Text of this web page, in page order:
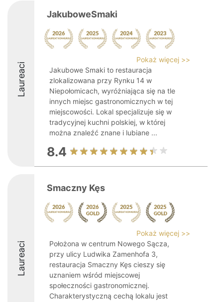
Laureaci
JakuboweSmaki
Pokaż więcej >>
Jakubowe Smaki to restauracja
zlokalizowana przy Rynku 14 w
Niepołomicach, wyróżniająca się na tle
innych miejsc gastronomicznych w tej
miejscowości. Lokal specjalizuje się w
tradycyjnej kuchni polskiej, w której
można znaleźć znane i lubiane ...
8.4
Laureaci
Smaczny Kęs
Pokaż więcej >>
Położona w centrum Nowego Sącza,
przy ulicy Ludwika Zamenhofa 3,
restauracja Smaczny Kęs cieszy się
uznaniem wśród miejscowej
społeczności gastronomicznej.
Charakterystyczną cechą lokalu jest